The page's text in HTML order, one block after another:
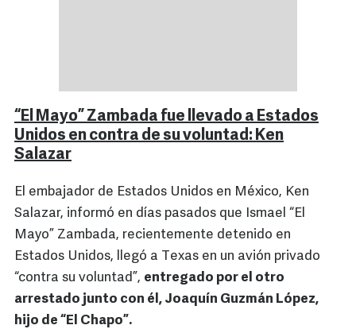
“El Mayo” Zambada fue llevado a Estados
Unidos en contra de su voluntad: Ken
Salazar
El embajador de Estados Unidos en México, Ken
Salazar, informó en días pasados que Ismael “El
Mayo” Zambada, recientemente detenido en
Estados Unidos, llegó a Texas en un avión privado
“contra su voluntad”, entregado por el otro
arrestado junto con él, Joaquín Guzmán López,
hijo de “El Chapo”.